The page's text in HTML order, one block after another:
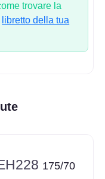
trovare la
libretto della tua
175/70